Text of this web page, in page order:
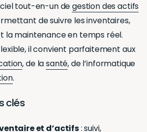
tout-en-un degestion des actifs
de suivre les inventaires,
la maintenance en temps réel.
il convient parfaitement aux
, de lasanté, de l’informatique
.
clés
et d’actifs: suivi,